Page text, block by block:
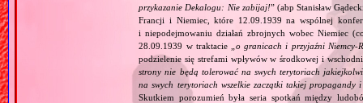
przykazanie Dekalogu: Nie zabijaj!” (abp Stanisław
Francji i Niemiec, które 12.09.1939 na wspólnej
i niepodejmowaniu działań zbrojnych wobec Niemiec
28.09.1939 w traktacie „ o granicach i przyjaźni
podzielenie się strefami wpływów w środkowej i
strony nie będą tolerować na swych terytoriach
na swych terytoriach wszelkie zaczątki takiej
Skutkiem porozumień była seria spotkań między